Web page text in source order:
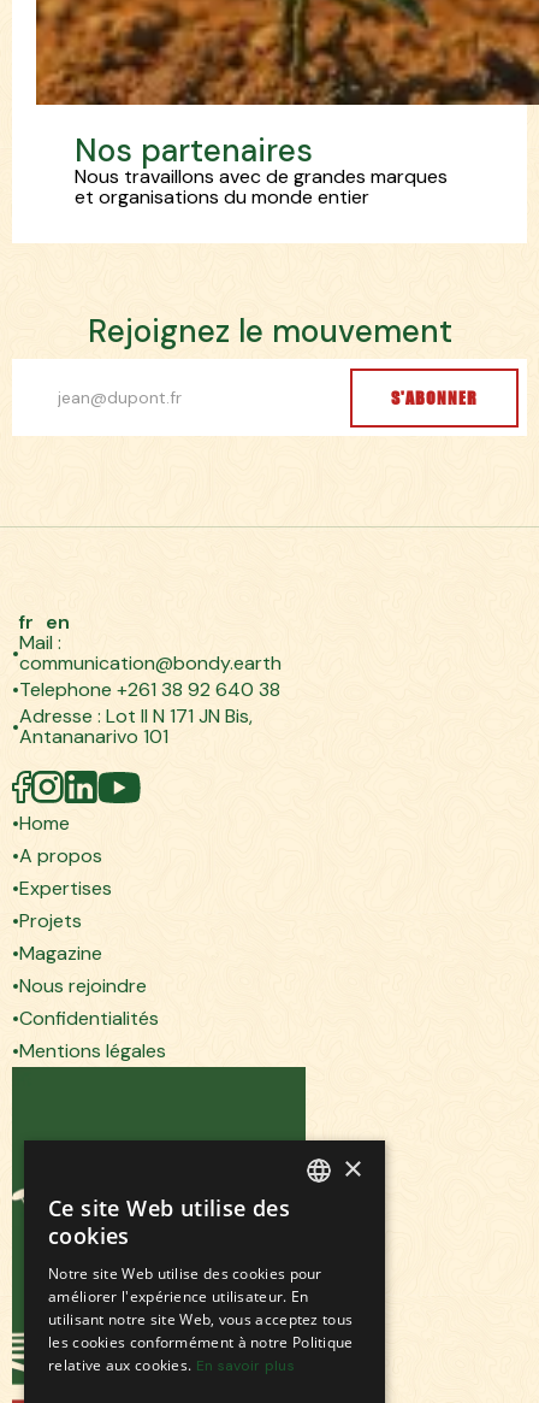
Nos partenaires
Nous travaillons avec de grandes marques
et organisations du monde entier
Rejoignez le mouvement
S'ABONNER
fr en
Mail :
communication@bondy.earth
Telephone +261 38 92 640 38
Adresse : Lot II N 171 JN Bis,
Antananarivo 101
Home
A propos
Expertises
Projets
Magazine
Nous rejoindre
Confidentialités
Mentions légales
×
Ce site Web utilise des
cookies
Notre site Web utilise des cookies pour
améliorer l'expérience utilisateur. En
utilisant notre site Web, vous acceptez tous
les cookies conformément à notre Politique
relative aux cookies. En savoir plus